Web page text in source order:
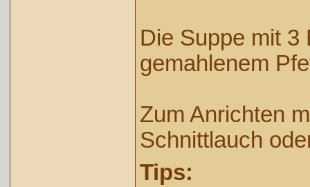
Die Suppe mit 3
gemahlenem
Zum Anrichten
Schnittlauch
Tips: